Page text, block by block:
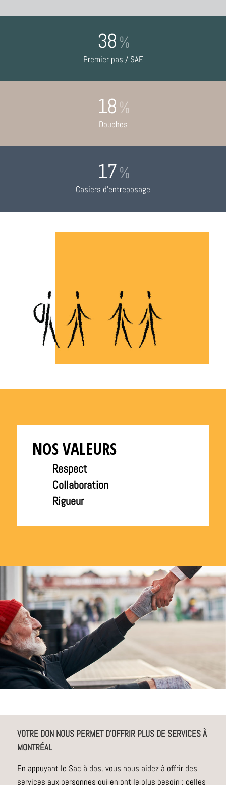
38 %
Premier pas / SAE
18 %
Douches
17%
Casiers d’entreposage
NOS VALEURS
Respect
Collaboration
Rigueur
VOTRE DON NOUS PERMET D’OFFRIR PLUS DE SERVICES À
MONTRÉAL
En appuyant le Sac à dos, vous nous aidez à offrir des
services aux personnes qui en ont le plus besoin : celles